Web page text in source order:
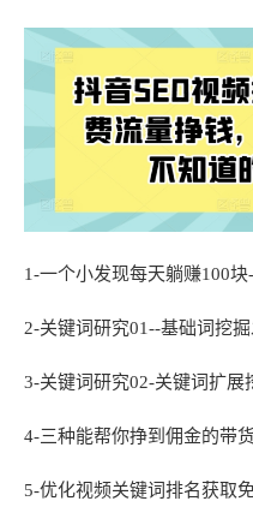
1-一个小发现每天躺赚100
2-关键词研究01--基础词挖
3-关键词研究02-关键词扩展
4-三种能帮你挣到佣金的带
5-优化视频关键词排名获取